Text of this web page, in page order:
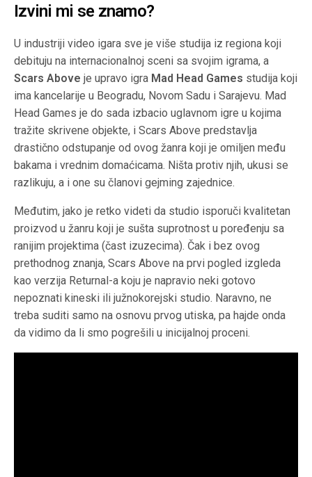
Izvini mi se znamo?
U industriji video igara sve je više studija iz regiona koji
debituju na internacionalnoj sceni sa svojim igrama, a
Scars Above je upravo igra Mad Head Games studija koji
ima kancelarije u Beogradu, Novom Sadu i Sarajevu. Mad
Head Games je do sada izbacio uglavnom igre u kojima
tražite skrivene objekte, i Scars Above predstavlja
drastično odstupanje od ovog žanra koji je omiljen među
bakama i vrednim domaćicama. Ništa protiv njih, ukusi se
razlikuju, a i one su članovi gejming zajednice.
Međutim, jako je retko videti da studio isporuči kvalitetan
proizvod u žanru koji je sušta suprotnost u poređenju sa
ranijim projektima (čast izuzecima). Čak i bez ovog
prethodnog znanja, Scars Above na prvi pogled izgleda
kao verzija Returnal-a koju je napravio neki gotovo
nepoznati kineski ili južnokorejski studio. Naravno, ne
treba suditi samo na osnovu prvog utiska, pa hajde onda
da vidimo da li smo pogrešili u inicijalnoj proceni.